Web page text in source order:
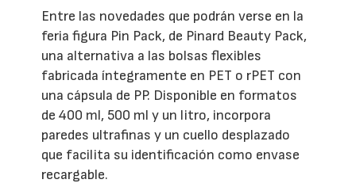
Entre las novedades que podrán verse en la
feria figura Pin Pack, de Pinard Beauty Pack,
una alternativa a las bolsas flexibles
fabricada íntegramente en PET o rPET con
una cápsula de PP. Disponible en formatos
de 400 ml, 500 ml y un litro, incorpora
paredes ultrafinas y un cuello desplazado
que facilita su identificación como envase
recargable.